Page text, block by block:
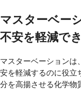
マスターベー
不安を軽減で
マスターベーションは
安を軽減するのに役立
分を高揚させる化学物